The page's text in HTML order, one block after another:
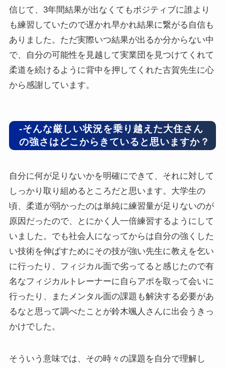
信じて、3年間結果が出なくてもポジティブに誰より
も練習していたので遅かれ早かれ結果に繋がる自信も
ありました。ただ実際いつ結果が出るか分からない中
で、自分の可能性を見越して実業団を見つけてくれて
柔道を続けるように背中を押してくれた古賀先生に心
から感謝しています。
-そんな厳しい状況を乗り越えた大住さん
の強さはどこからきていると思いますか？
自分に何が足りないかを明確にできて、それに対して
しっかり取り組めるところだと思います。大学生の
頃、柔道が弱かったのは単純に練習量が足りないのが
原因だったので、とにかく人一倍練習するようにして
いました。でも社会人になってからは自分の強くした
い技術を伸ばすためにその技が強い先生に教えを乞い
に行ったり、フィジカル面で劣ってると感じたので有
名なフィジカルトレーナーに自らアポを取って会いに
行ったり、またメンタル面の課題も解決する必要があ
るなと思って調べたことが鈴木颯人さんに出会うきっ
かけでした。
そういう意味では、その時々の課題を自分で理解し